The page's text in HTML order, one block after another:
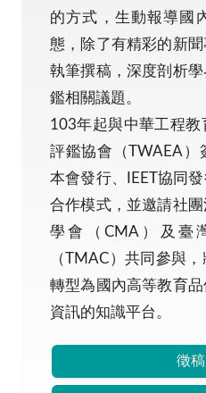
的方式，生動報導國
態，除了有精彩的新
執筆撰稿，深度剖析
鑑相關議題。
103年起與中華工程教
評鑑協會（TWAEA）
本會發行、IEET協同
合作模式，並邀請社
學會（CMA）及臺
（TMAC）共同參與
轉型為國內高等教育
資訊的知識平台。
徵